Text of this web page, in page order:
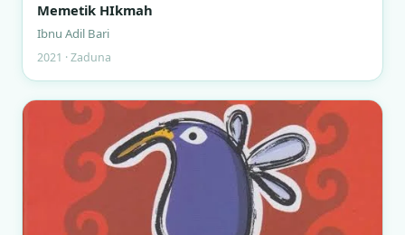
Memetik HIkmah
Ibnu Adil Bari
2021 · Zaduna